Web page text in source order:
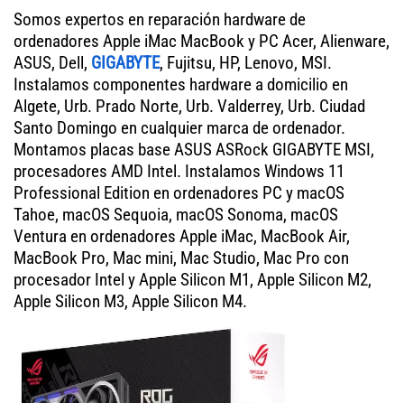
Somos expertos en reparación hardware de
ordenadores Apple iMac MacBook y PC Acer, Alienware,
ASUS, Dell, GIGABYTE, Fujitsu, HP, Lenovo, MSI.
Instalamos componentes hardware a domicilio en
Algete, Urb. Prado Norte, Urb. Valderrey, Urb. Ciudad
Santo Domingo en cualquier marca de ordenador.
Montamos placas base ASUS ASRock GIGABYTE MSI,
procesadores AMD Intel. Instalamos Windows 11
Professional Edition en ordenadores PC y macOS
Tahoe, macOS Sequoia, macOS Sonoma, macOS
Ventura en ordenadores Apple iMac, MacBook Air,
MacBook Pro, Mac mini, Mac Studio, Mac Pro con
procesador Intel y Apple Silicon M1, Apple Silicon M2,
Apple Silicon M3, Apple Silicon M4.